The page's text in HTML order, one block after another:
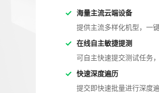
海量主流云端设备
提供主流多样化机型，一
在线自主敏捷提测
可自主快速提交测试任务
快速深度遍历
提交即快速批量进行深度